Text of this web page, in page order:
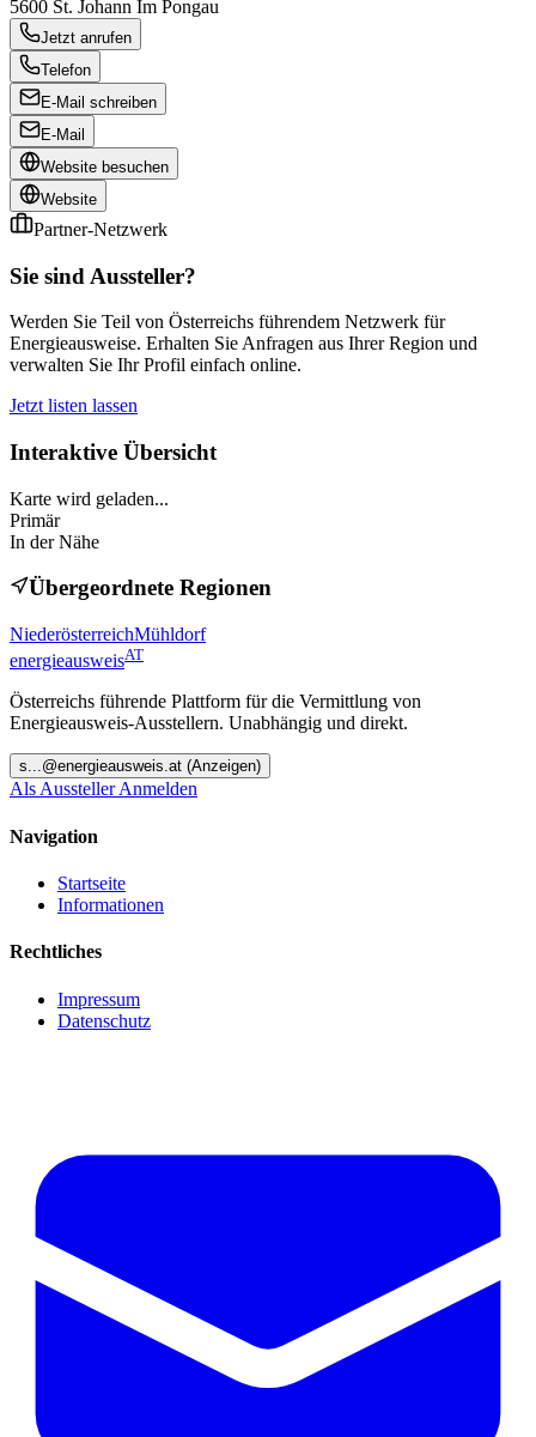
5600 St. Johann Im Pongau
Jetzt anrufen
Telefon
E-Mail schreiben
E-Mail
Website besuchen
Website
Partner-Netzwerk
Sie sind Aussteller?
Werden Sie Teil von Österreichs führendem Netzwerk für
Energieausweise. Erhalten Sie Anfragen aus Ihrer Region und
verwalten Sie Ihr Profil einfach online.
Jetzt listen lassen
Interaktive Übersicht
Karte wird geladen...
Primär
In der Nähe
Übergeordnete Regionen
NiederösterreichMühldorf
energieausweisAT
Österreichs führende Plattform für die Vermittlung von
Energieausweis-Ausstellern. Unabhängig und direkt.
s...@energieausweis.at (Anzeigen)
Als Aussteller Anmelden
Navigation
Startseite
Informationen
Rechtliches
Impressum
Datenschutz